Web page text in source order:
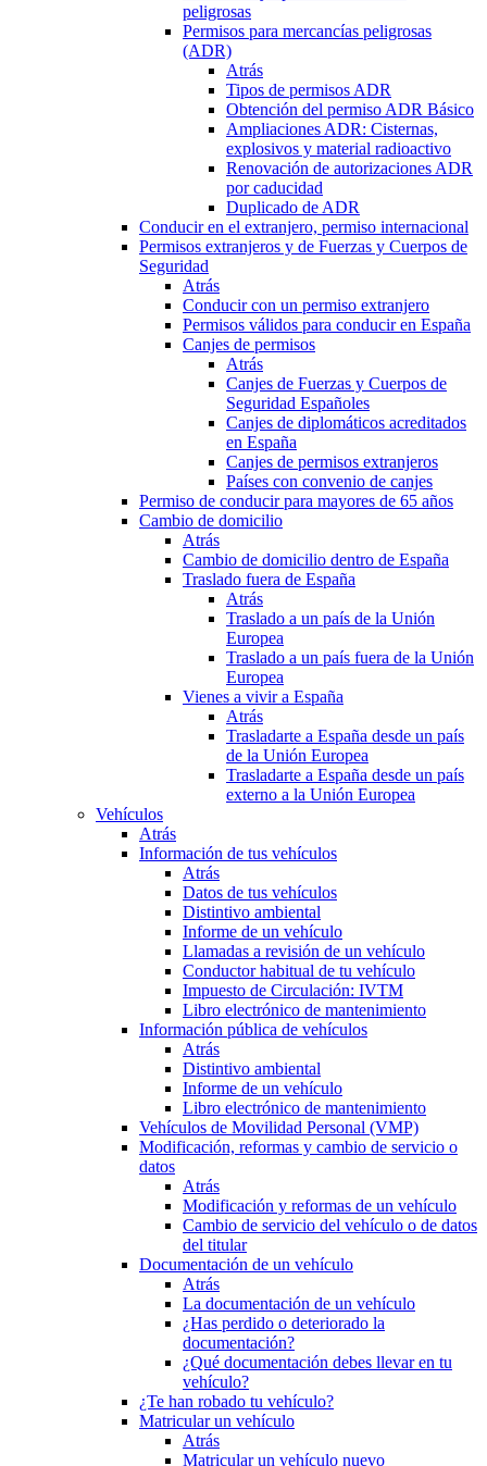
peligrosas
Permisos para mercancías peligrosas
(ADR)
Atrás
Tipos de permisos ADR
Obtención del permiso ADR Básico
Ampliaciones ADR: Cisternas,
explosivos y material radioactivo
Renovación de autorizaciones ADR
por caducidad
Duplicado de ADR
Conducir en el extranjero, permiso internacional
Permisos extranjeros y de Fuerzas y Cuerpos de
Seguridad
Atrás
Conducir con un permiso extranjero
Permisos válidos para conducir en España
Canjes de permisos
Atrás
Canjes de Fuerzas y Cuerpos de
Seguridad Españoles
Canjes de diplomáticos acreditados
en España
Canjes de permisos extranjeros
Países con convenio de canjes
Permiso de conducir para mayores de 65 años
Cambio de domicilio
Atrás
Cambio de domicilio dentro de España
Traslado fuera de España
Atrás
Traslado a un país de la Unión
Europea
Traslado a un país fuera de la Unión
Europea
Vienes a vivir a España
Atrás
Trasladarte a España desde un país
de la Unión Europea
Trasladarte a España desde un país
externo a la Unión Europea
Vehículos
Atrás
Información de tus vehículos
Atrás
Datos de tus vehículos
Distintivo ambiental
Informe de un vehículo
Llamadas a revisión de un vehículo
Conductor habitual de tu vehículo
Impuesto de Circulación: IVTM
Libro electrónico de mantenimiento
Información pública de vehículos
Atrás
Distintivo ambiental
Informe de un vehículo
Libro electrónico de mantenimiento
Vehículos de Movilidad Personal (VMP)
Modificación, reformas y cambio de servicio o
datos
Atrás
Modificación y reformas de un vehículo
Cambio de servicio del vehículo o de datos
del titular
Documentación de un vehículo
Atrás
La documentación de un vehículo
¿Has perdido o deteriorado la
documentación?
¿Qué documentación debes llevar en tu
vehículo?
¿Te han robado tu vehículo?
Matricular un vehículo
Atrás
Matricular un vehículo nuevo